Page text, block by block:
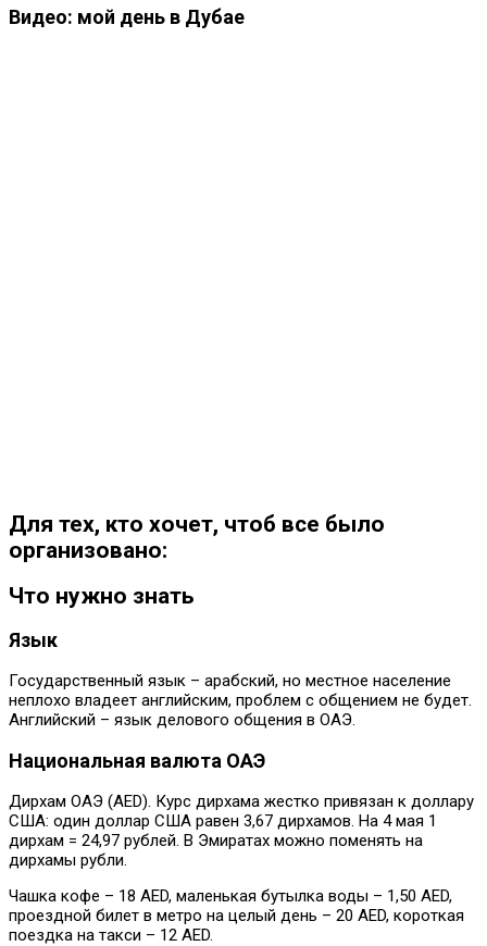
Видео: мой день в Дубае
Для тех, кто хочет, чтоб все было
организовано:
Что нужно знать
Язык
Государственный язык – арабский, но местное население
неплохо владеет английским, проблем с общением не будет.
Английский – язык делового общения в ОАЭ.
Национальная валюта ОАЭ
Дирхам ОАЭ (AED). Курс дирхама жестко привязан к доллару
США: один доллар США равен 3,67 дирхамов. На 4 мая 1
дирхам = 24,97 рублей. В Эмиратах можно поменять на
дирхамы рубли.
Чашка кофе – 18 AED, маленькая бутылка воды – 1,50 AED,
проездной билет в метро на целый день – 20 AED, короткая
поездка на такси – 12 AED.